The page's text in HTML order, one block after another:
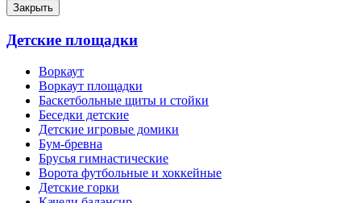
Закрыть
Детские площадки
Воркаут
Воркаут площадки
Баскетбольные щиты и стойки
Беседки детские
Детские игровые домики
Бум-бревна
Брусья гимнастические
Ворота футбольные и хоккейные
Детские горки